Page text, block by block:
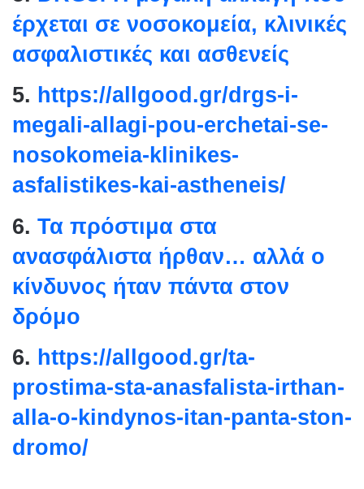
έρχεται σε νοσοκομεία, κλινικές
ασφαλιστικές και ασθενείς
5. https://allgood.gr/drgs-i-
megali-allagi-pou-erchetai-se-
nosokomeia-klinikes-
asfalistikes-kai-astheneis/
6. Τα πρόστιμα στα
ανασφάλιστα ήρθαν… αλλά ο
κίνδυνος ήταν πάντα στον
δρόμο
6. https://allgood.gr/ta-
prostima-sta-anasfalista-irthan-
alla-o-kindynos-itan-panta-ston-
dromo/